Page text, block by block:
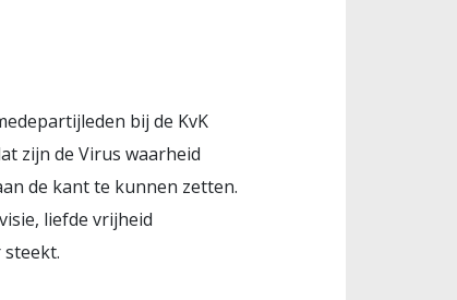
bij de KvK
zijn de Virus waarheid
de kant te kunnen zetten.
liefde vrijheid